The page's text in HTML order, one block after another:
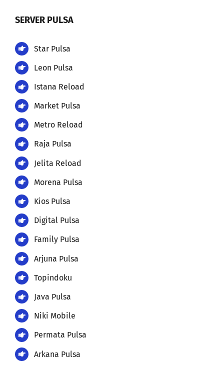
SERVER PULSA
Star Pulsa
Leon Pulsa
Istana Reload
Market Pulsa
Metro Reload
Raja Pulsa
Jelita Reload
Morena Pulsa
Kios Pulsa
Digital Pulsa
Family Pulsa
Arjuna Pulsa
Topindoku
Java Pulsa
Niki Mobile
Permata Pulsa
Arkana Pulsa